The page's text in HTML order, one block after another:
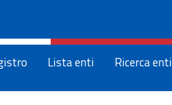
Lista enti Ricerca enti